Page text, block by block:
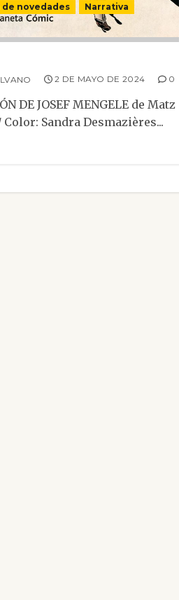
de novedades
Narrativa
2 DE MAYO DE 2024 0
DE JOSEF MENGELE de Matz
Sandra Desmazières...